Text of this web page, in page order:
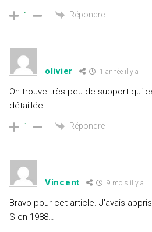
1 Répondre
olivier 1 année il y a
On trouve très peu de support qui
détaillée
1 Répondre
Vincent 9 mois il y a
Bravo pour cet article. J’avais
S en 1988…